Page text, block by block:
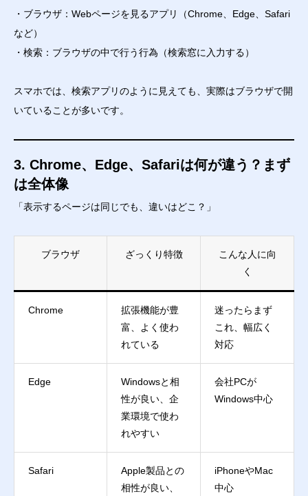
・ブラウザ：Webページを見るアプリ（Chrome、Edge、Safari
など）
・検索：ブラウザの中で行う行為（検索窓に入力する）
スマホでは、検索アプリのように見えても、実際はブラウザで開
いていることが多いです。
3. Chrome、Edge、Safariは何が違う？まず
は全体像
「表示するページは同じでも、違いはどこ？」
ブラウザ ざっくり特徴
こんな人に向
く
Chrome
拡張機能が豊
富、よく使わ
れている
迷ったらまず
これ、幅広く
対応
Edge
Windowsと相
性が良い、企
業環境で使わ
れやすい
会社PCが
Windows中心
Safari
Apple製品との
相性が良い、
iPhoneやMac
中心